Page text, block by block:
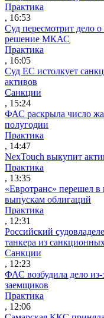
Практика
, 16:53
Суд пересмотрит дело
решение МКАС
Практика
, 16:05
Суд ЕС истолкует
активов
Санкции
, 15:24
ФАС раскрыла число
полугодии
Практика
, 14:47
NexTouch выкупит
Практика
, 13:35
«Евротранс» перешел
выпускам облигаций
Практика
, 12:31
Российский
танкера из
Санкции
, 12:23
ФАС возбудила дело
заемщиков
Практика
, 12:06